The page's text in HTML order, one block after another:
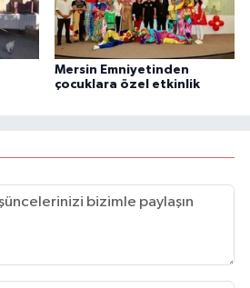
Mersin Emniyetinden
çocuklara özel etkinlik